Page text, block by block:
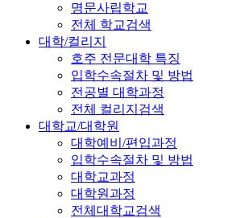
명문사립학교
전체 학교검색
대학/컬리지
호주 전문대학 특징
입학수속절차 및 방법
전공별 대학과정
전체 컬리지검색
대학교/대학원
대학예비/편입과정
입학수속절차 및 방법
대학교과정
대학원과정
전체대학교검색